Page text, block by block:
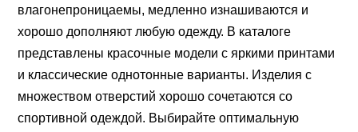
влагонепроницаемы, медленно изнашиваются и
хорошо дополняют любую одежду. В каталоге
представлены красочные модели с яркими принтами
и классические однотонные варианты. Изделия с
множеством отверстий хорошо сочетаются со
спортивной одеждой. Выбирайте оптимальную